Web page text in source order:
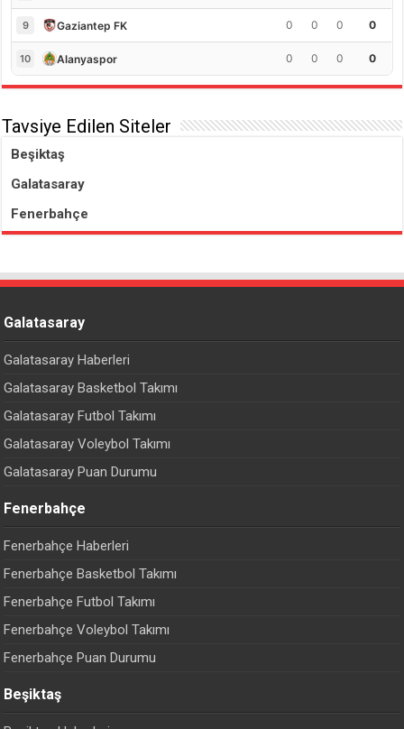
9 Gaziantep FK 0 0 0 0
10 Alanyaspor 0 0 0 0
Tavsiye Edilen Siteler
Beşiktaş
Galatasaray
Fenerbahçe
Galatasaray
Galatasaray Haberleri
Galatasaray Basketbol Takımı
Galatasaray Futbol Takımı
Galatasaray Voleybol Takımı
Galatasaray Puan Durumu
Fenerbahçe
Fenerbahçe Haberleri
Fenerbahçe Basketbol Takımı
Fenerbahçe Futbol Takımı
Fenerbahçe Voleybol Takımı
Fenerbahçe Puan Durumu
Beşiktaş